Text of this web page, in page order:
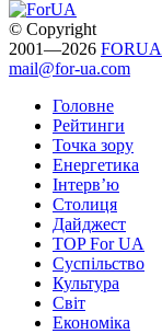
© Copyright
2001—2026 FORUA
mail@for-ua.com
Головне
Рейтинги
Точка зору
Енергетика
Інтерв’ю
Столиця
Дайджест
TOP For UA
Суспiльство
Культура
Світ
Економіка